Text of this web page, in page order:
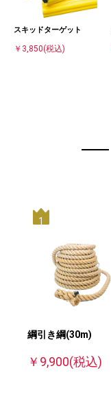
スキッドターゲット
￥3,850(税込)
1
綱引き綱(30m)
￥9,900(税込)